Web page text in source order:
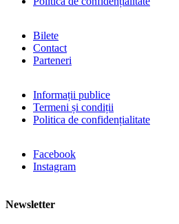
Bilete
Contact
Parteneri
Informații publice
Termeni și condiții
Politica de confidențialitate
Facebook
Instagram
Newsletter